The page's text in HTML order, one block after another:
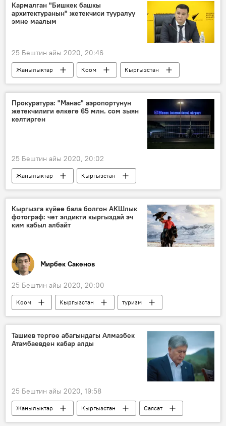
Кармалган "Бишкек башкы
архитектуранын" жетекчиси тууралуу
эмне маалым
25 Бештин айы 2020, 20:46
Жаңылыктар Коом
Кыргызстан
кызмат
жетекчи бир тууган
Прокуратура: "Манас" аэропортунун
жетекчилиги өлкөгө 65 млн. сом зыян
келтирген
25 Бештин айы 2020, 20:02
Жаңылыктар
Кыргызстан
Окуялар
Башкы прокуратура
"Манас" эл аралык аэропорту
коррупция
Кыргызга күйөө бала болгон АКШлык
фотограф: чет элдикти кыргыздай эч
ким кабыл албайт
Мирбек Сакенов
25 Бештин айы 2020, 20:00
Коом Кыргызстан
туризм
фотограф
маек
Ташиев тергөө абагындагы Алмазбек
Атамбаевден кабар алды
25 Бештин айы 2020, 19:58
Жаңылыктар Кыргызстан
Саясат
Алмазбек Атамбаев
УКМК